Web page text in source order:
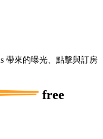
帶來的曝光、點擊與訂房
free